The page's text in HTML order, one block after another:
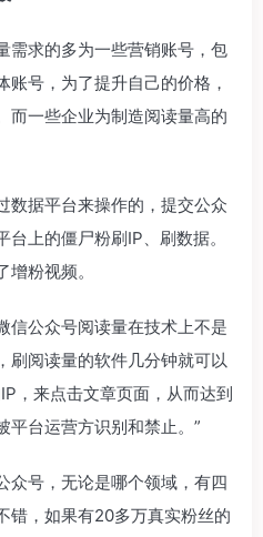
求的多为一些营销账号，包
号，为了提升自己的价格，
而一些企业为制造阅读量高的
据平台来操作的，提交公众
上的僵尸粉刷IP、刷数据。
粉视频。
公众号阅读量在技术上不是
刷阅读量的软件几分钟就可以
，来点击文章页面，从而达到
平台运营方识别和禁止。”
号，无论是哪个领域，有四
错，如果有20多万真实粉丝的